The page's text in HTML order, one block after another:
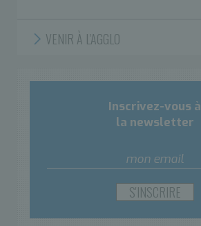
VENIR À L'AGGLO
Inscrivez-vous à
la newsletter